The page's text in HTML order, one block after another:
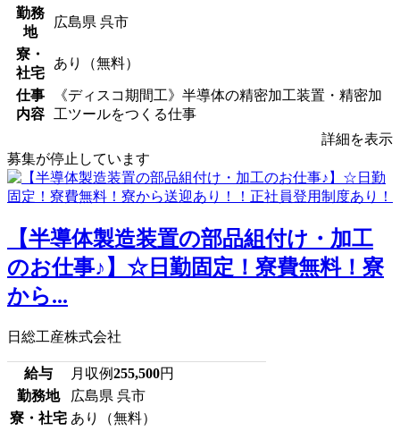
勤務
地
広島県 呉市
寮・
社宅
あり（無料）
仕事
内容
《ディスコ期間工》半導体の精密加工装置・精密加
工ツールをつくる仕事
詳細を表示
募集が停止しています
【半導体製造装置の部品組付け・加工
のお仕事♪】☆日勤固定！寮費無料！寮
から...
日総工産株式会社
給与 月収例255,500円
勤務地
広島県 呉市
寮・社宅 あり（無料）